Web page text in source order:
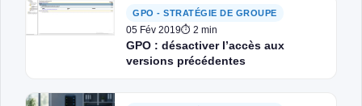
GPO - STRATÉGIE DE GROUPE
05 Fév 2019⏱ 2 min
GPO : désactiver l’accès aux
versions précédentes